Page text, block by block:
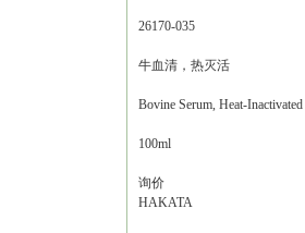
26170-035
牛血清，热灭活
Bovine Serum, Heat-Inactivated
100ml
询价
HAKATA